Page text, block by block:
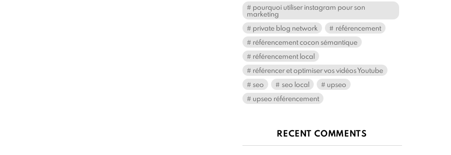
pourquoi utiliser instagram pour son
marketing
private blog network
référencement
référencement cocon sémantique
référencement local
référencer et optimiser vos vidéos Youtube
seo
seo local
upseo
upseo référencement
RECENT COMMENTS